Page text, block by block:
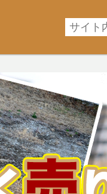
かかるが相場に準じた売却
ど、不動産売却のお悩みを